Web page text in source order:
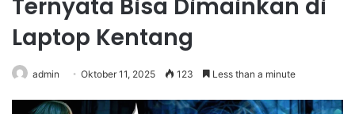
Ternyata Bisa Dimainkan di
Laptop Kentang
admin Oktober 11, 2025 123 Less than a minute